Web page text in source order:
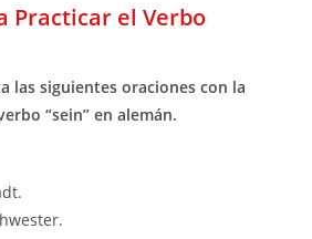
Practicar el Verbo
las siguientes oraciones con la
“sein” en alemán.